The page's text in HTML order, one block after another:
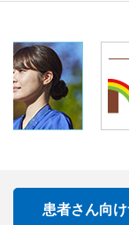
患者さん向